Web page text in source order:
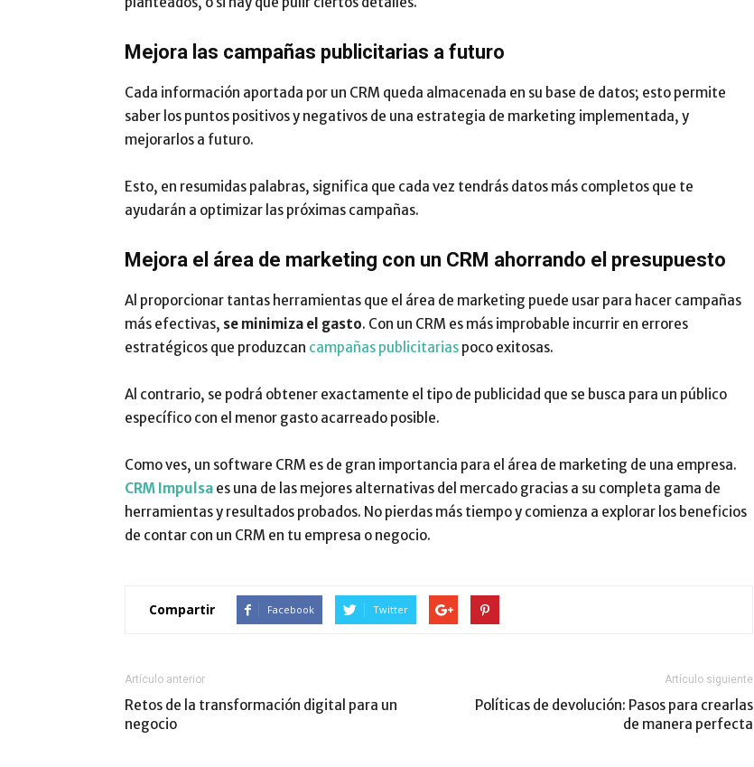
Mejora las campañas publicitarias a futuro
Cada información aportada por un CRM queda almacenada en su base de datos; esto permite
saber los puntos positivos y negativos de una estrategia de marketing implementada, y
mejorarlos a futuro.
Esto, en resumidas palabras, significa que cada vez tendrás datos más completos que te
ayudarán a optimizar las próximas campañas.
Mejora el área de marketing con un CRM a horrando el presupuesto
Al proporcionar tantas herramientas que el área de marketing puede usar para hacer campañas
más efectivas, se minimiza el gasto. Con un CRM es más improbable incurrir en errores
estratégicos que produzcan campañas publicitarias poco exitosas.
Al contrario, se podrá obtener exactamente el tipo de publicidad que se busca para un público
específico con el menor gasto acarreado posible.
Como ves, un software CRM es de gran importancia para el área de marketing de una empresa.
CRM Impulsa es una de las mejores alternativas del mercado gracias a su completa gama de
herramientas y resultados probados. No pierdas más tiempo y comienza a explorar los beneficios
de contar con un CRM en tu empresa o negocio.
Compartir Facebook Twitter
Artículo anterior
Retos de la transformación digital para un
negocio
Artículo siguiente
Políticas de devolución: Pasos para crearlas
de manera perfecta